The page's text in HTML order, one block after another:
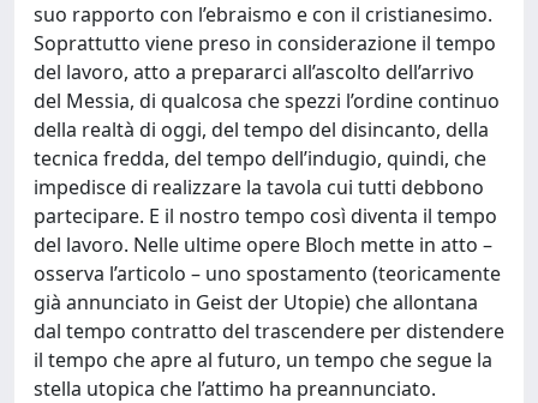
suo rapporto con l’ebraismo e con il cristianesimo.
Soprattutto viene preso in considerazione il tempo
del lavoro, atto a prepararci all’ascolto dell’arrivo
del Messia, di qualcosa che spezzi l’ordine continuo
della realtà di oggi, del tempo del disincanto, della
tecnica fredda, del tempo dell’indugio, quindi, che
impedisce di realizzare la tavola cui tutti debbono
partecipare. E il nostro tempo così diventa il tempo
del lavoro. Nelle ultime opere Bloch mette in atto –
osserva l’articolo – uno spostamento (teoricamente
già annunciato in Geist der Utopie) che allontana
dal tempo contratto del trascendere per distendere
il tempo che apre al futuro, un tempo che segue la
stella utopica che l’attimo ha preannunciato.